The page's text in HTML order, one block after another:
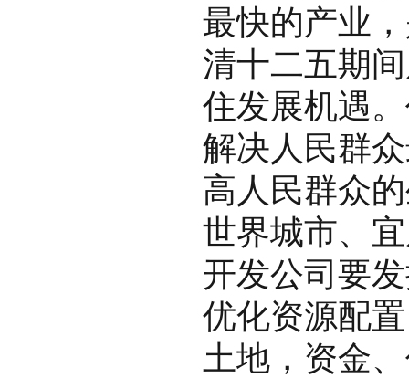
最快的产业
清十二五期
住发展机遇
解决人民群
高人民群众
世界城市、
开发公司要
优化资源配
土地，资金